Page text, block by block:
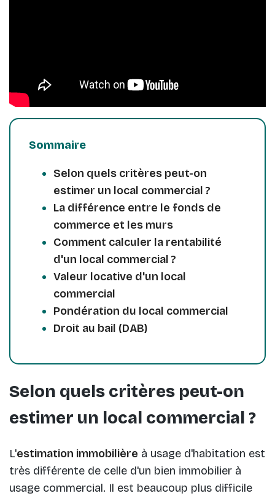
Sommaire
Selon quels critères peut-on
estimer un local commercial ?
La différence entre le fonds de
commerce et les murs
Comment calculer la rentabilité
d'un local commercial ?
Valeur locative d'un local
commercial
Pondération du local commercial
Droit au bail (DAB)
Selon quels critères peut-on
estimer un local commercial ?
L'estimation immobilière à usage d'habitation est
très différente de celle d'un bien immobilier à
usage commercial. Il est beaucoup plus difficile